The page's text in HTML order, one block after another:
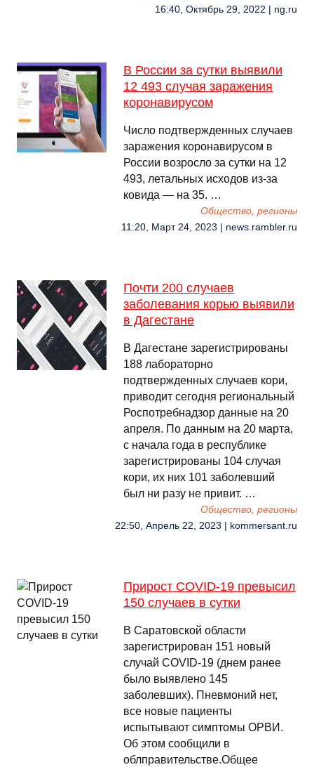
16:40, Октябрь 29, 2022 | ng.ru
В России за сутки выявили
12 493 случая заражения
коронавирусом
Число подтвержденных случаев
заражения коронавирусом в
России возросло за сутки на 12
493, летальных исходов из-за
ковида — на 35. …
Общество, регионы
11:20, Март 24, 2023 | news.rambler.ru
Почти 200 случаев
заболевания корью выявили
в Дагестане
В Дагестане зарегистрированы
188 лабораторно
подтвержденных случаев кори,
приводит сегодня региональный
Роспотребнадзор данные на 20
апреля. По данным на 20 марта,
с начала года в республике
зарегистрированы 104 случая
кори, их них 101 заболевший
был ни разу не привит. …
Общество, регионы
22:50, Апрель 22, 2023 | kommersant.ru
Прирост COVID-19 превысил
150 случаев в сутки
В Саратовской области
зарегистрирован 151 новый
случай COVID-19 (днем ранее
было выявлено 145
заболевших). Пневмоний нет,
все новые пациенты
испытывают симптомы ОРВИ.
Об этом сообщили в
облправительстве.Общее